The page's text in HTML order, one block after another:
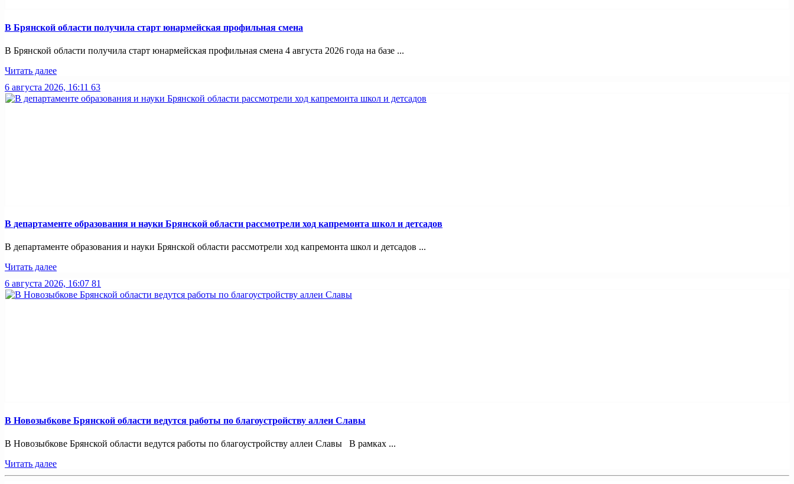
В Брянской области получила старт юнармейская профильная смена
В Брянской области получила старт юнармейская профильная смена 4 августа 2026 года на базе ...
Читать далее
6 августа 2026, 16:11 63
В департаменте образования и науки Брянской области рассмотрели ход капремонта школ и детсадов
В департаменте образования и науки Брянской области рассмотрели ход капремонта школ и детсадов ...
Читать далее
6 августа 2026, 16:07 81
В Новозыбкове Брянской области ведутся работы по благоустройству аллеи Славы
В Новозыбкове Брянской области ведутся работы по благоустройству аллеи Славы В рамках ...
Читать далее